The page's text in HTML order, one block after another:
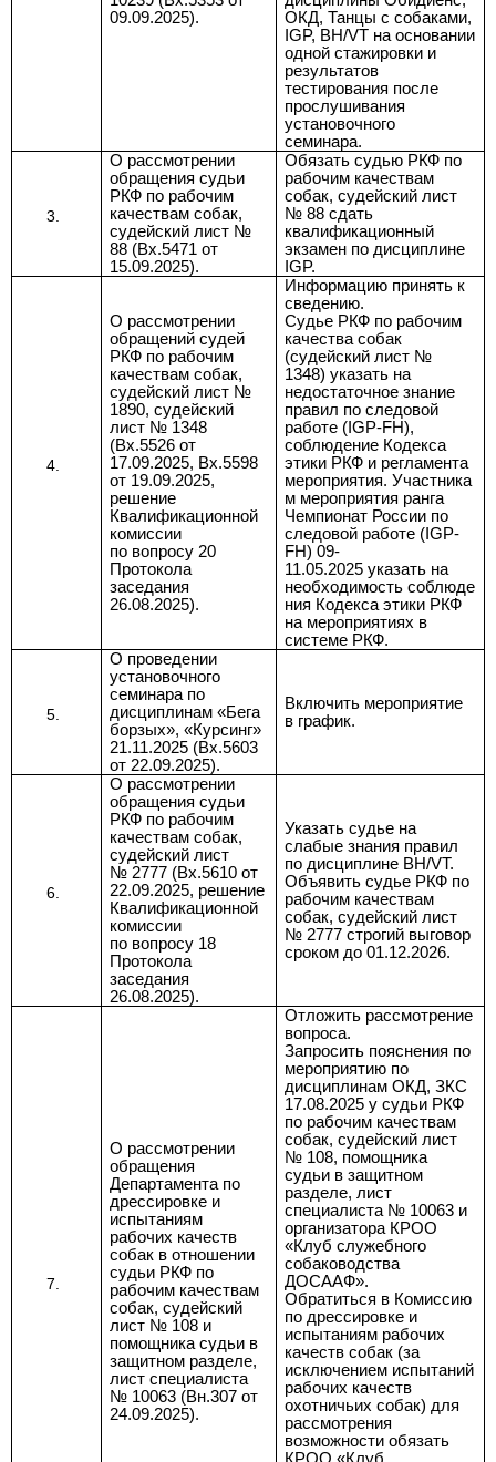
09.09.2025).
ОКД, Танцы с собаками,
IGP, BH/VT на основании
одной стажировки и
результатов
тестирования после
прослушивания
установочного
семинара.
О рассмотрении
обращения судьи
РКФ по рабочим
качествам собак,
судейский лист №
88 (Вх.5471 от
15.09.2025).
Обязать судью РКФ по
рабочим качествам
собак, судейский лист
№ 88 сдать
квалификационный
экзамен по дисциплине
IGP.
О рассмотрении
обращений судей
РКФ по рабочим
качествам собак,
судейский лист №
1890, судейский
лист № 1348
(Вх.5526 от
17.09.2025, Вх.5598
от 19.09.2025,
решение
Квалификационной
комиссии
по вопросу 20
Протокола
заседания
26.08.2025).
Информацию принять к
сведению.
Судье РКФ по рабочим
качества собак
(судейский лист №
1348) указать на
недостаточное знание
правил по следовой
работе (IGP-FH),
соблюдение Кодекса
этики РКФ и регламента
мероприятия. Участника
м мероприятия ранга
Чемпионат России по
следовой работе (IGP-
FH) 09-
11.05.2025 указать на
необходимость соблюде
ния Кодекса этики РКФ
на мероприятиях в
системе РКФ.
О проведении
установочного
семинара по
дисциплинам «Бега
борзых», «Курсинг»
21.11.2025 (Вх.5603
от 22.09.2025).
Включить мероприятие
в график.
О рассмотрении
обращения судьи
РКФ по рабочим
качествам собак,
судейский лист
№ 2777 (Вх.5610 от
22.09.2025, решение
Квалификационной
комиссии
по вопросу 18
Протокола
заседания
26.08.2025).
Указать судье на
слабые знания правил
по дисциплине BH/VT.
Объявить судье РКФ по
рабочим качествам
собак,судейский лист
№ 2777 строгий выговор
сроком до 01.12.2026.
О рассмотрении
обращения
Департамента по
дрессировке и
испытаниям
рабочих качеств
собак в отношении
судьи РКФ по
рабочим качествам
собак, судейский
лист № 108 и
помощника судьи в
защитном разделе,
лист специалиста
№ 10063 (Вн.307 от
24.09.2025).
Отложить рассмотрение
вопроса.
Запросить пояснения по
мероприятию по
дисциплинам ОКД, ЗКС
17.08.2025 у судьи РКФ
по рабочим качествам
собак, судейский лист
№ 108, помощника
судьи в защитном
разделе, лист
специалиста № 10063 и
организатора КРОО
«Клуб служебного
собаководства
ДОСААФ».
Обратиться в Комиссию
по дрессировке и
испытаниям рабочих
качеств собак (за
исключением испытаний
рабочих качеств
охотничьих собак) для
рассмотрения
возможности обязать